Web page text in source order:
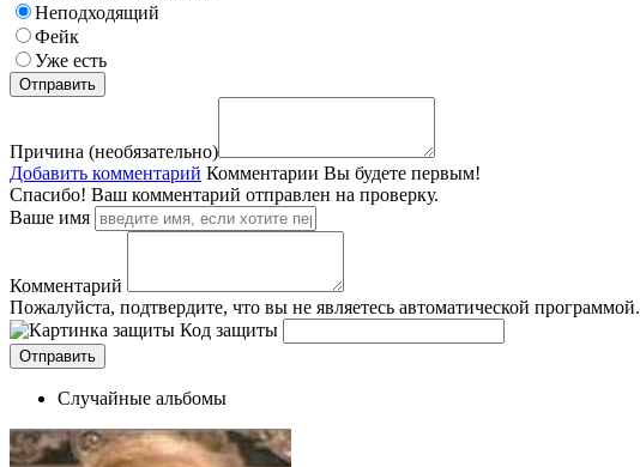
Неподходящий
Фейк
Уже есть
Причина (необязательно)
Добавить комментарий Комментарии Вы будете первым!
Спасибо! Ваш комментарий отправлен на проверку.
Ваше имя
Комментарий
Пожалуйста, подтвердите, что вы не являетесь автоматической программой.
Код защиты
Случайные альбомы